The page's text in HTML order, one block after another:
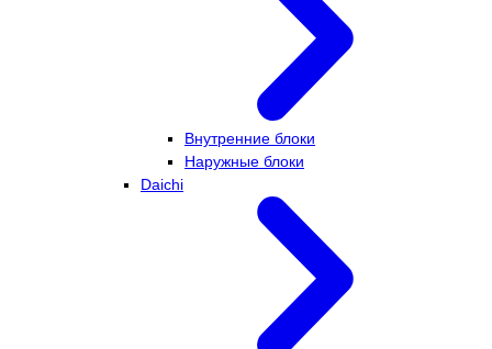
Внутренние блоки
Наружные блоки
Daichi